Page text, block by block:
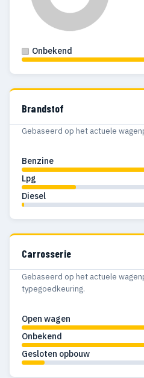
Onbekend
Brandstof
Gebaseerd op het actuele
Benzine
Lpg
Diesel
Carrosserie
Gebaseerd op het actuele
typegoedkeuring.
Open wagen
Onbekend
Gesloten opbouw